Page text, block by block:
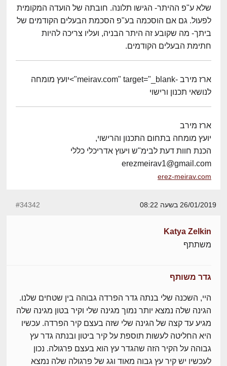
שלא ע"פ ההיתר- הגישו תלונה. חובתה של הועדה המקומית
לפעול. גם אם הוסכמה בע"פ הסכמת הבעלים הקודמים של
ביתך- מה שקובע זה היתר הבניה, ועליו צריכה להיות
חתימת הבעלים הקודמים.
ארז מירב -meirav.com" target="_blank">יועץ מומחה
לנושאי תכנון ורישוי
ארז מירב
יועץ מומחה בתחום התכנון והרישוי,
הכנת חוות דעת לבימ"ש ויעוץ אדריכלי כללי
erezmeirav1@gmail.com
erez-meirav.com
26/01/2019 בשעה 08:22 #34342
Katya Zelkin
משתתף
גדר משותף
היי, השכנה שלי בנתה גדר הפרדה גבוהה בין שטחים שלנו.
הגינה שלה נמצא יותר נמוך מגינה שלי וקיר בטון מגינה שלה
מגיע עד קצה של הגינה שלי שזה בעצם קיר הפרדה. עכשיו
היא החליטה לעשות תוספת על קיר ביטון ובנתה גדר עץ
גבוהה על הקיר הזה שהגדר עץ הוא בעצם פרגולה. נכון
לעכשיו יש קיר עץ גבוה מאוד וגג של פרגולה שלה נמצא